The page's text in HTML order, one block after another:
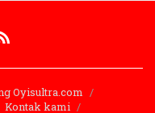
Oyisultra.com
Kontak kami